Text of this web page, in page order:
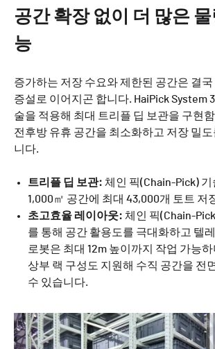
공간 확장 없이 더 많은
능
증가하는 저장 수요와 제한된 공간은 결
증설로 이어지곤 합니다. HaiPick System
술을 적용해 최대 트리플 딥 보관을 구현
전후방 유휴 공간을 최소화하고 저장 밀
니다.
트리플 딥 보관: 체인 픽(Chain-Pick)
1,000㎡ 공간에 최대 43,000개 토트 저
초고효율 레이아웃: 체인 픽(Chain-
를 통해 공간 활용도를 극대화하고 텔
로봇은 최대 12m 높이까지 작업 가능하
상부 랙 구성도 지원해 수직 공간을 전
수 있습니다.